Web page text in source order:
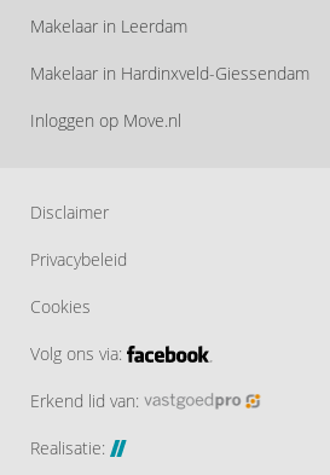
Makelaar in Leerdam
Makelaar in Hardinxveld-Giessendam
Inloggen op Move.nl
Disclaimer
Privacybeleid
Cookies
Volg ons via:
Erkend lid van:
Realisatie: